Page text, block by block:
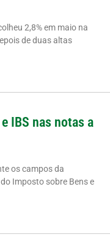
2,8% em maio na
de duas altas
IBS nas notas a
os campos da
Imposto sobre Bens e